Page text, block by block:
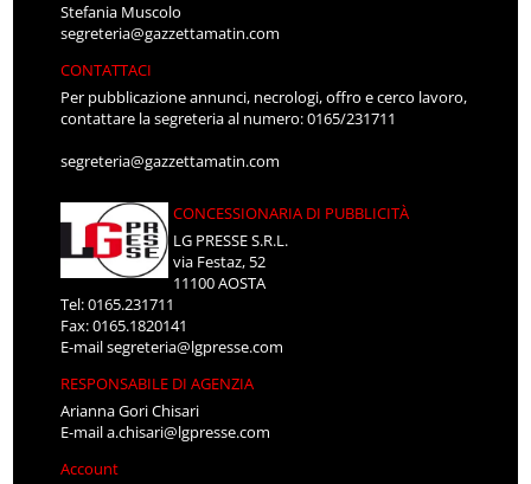
Stefania Muscolo
segreteria@gazzettamatin.com
CONTATTACI
Per pubblicazione annunci, necrologi, offro e cerco lavoro,
contattare la segreteria al numero: 0165/231711
segreteria@gazzettamatin.com
CONCESSIONARIA DI PUBBLICITÀ
LG PRESSE S.R.L.
via Festaz, 52
11100 AOSTA
Tel: 0165.231711
Fax: 0165.1820141
E-mailsegreteria@lgpresse.com
RESPONSABILE DI AGENZIA
Arianna Gori Chisari
E-maila.chisari@lgpresse.com
Account